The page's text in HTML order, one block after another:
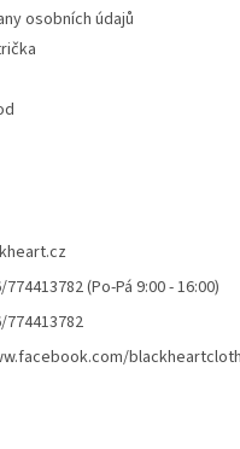
osobních údajů
(Po-Pá 9:00 - 16:00)
774413782